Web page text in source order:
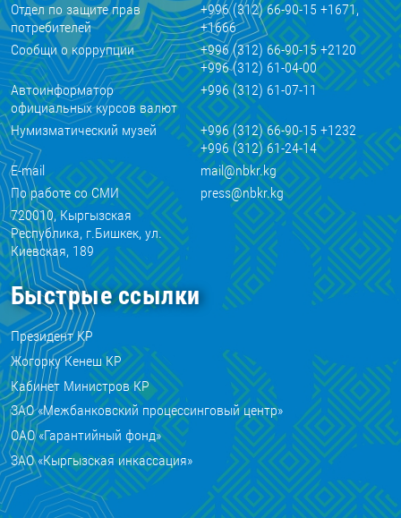
Отдел по защите прав
потребителей
+996 (312) 66-90-15 +1671,
+1666
Сообщи о коррупции
+996 (312) 66-90-15 +2120
+996 (312) 61-04-00
Автоинформатор
официальных курсов валют
+996 (312) 61-07-11
Нумизматический музей
+996 (312) 66-90-15 +1232
+996 (312) 61-24-14
E-mail
mail@nbkr.kg
По работе со СМИ
press@nbkr.kg
720010, Кыргызская
Республика, г.Бишкек, ул.
Киевская, 189
Быстрые ссылки
Президент КР
Жогорку Кенеш КР
Кабинет Министров КР
ЗАО «Межбанковский процессинговый центр»
ОАО «Гарантийный фонд»
ЗАО «Кыргызская инкассация»